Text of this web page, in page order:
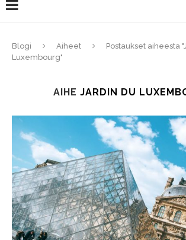
Blogi Aiheet
Postaukset aiheesta
Luxembourg"
AIHE JARDIN DU